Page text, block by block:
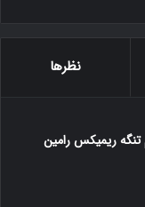
نظرها
تنگه ریمیکس رامین